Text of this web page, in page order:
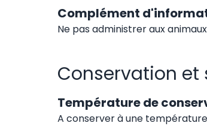
Complément
Ne pas administrer aux
Conservation et
Température de
A conserver à une